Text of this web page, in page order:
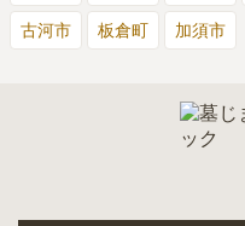
古河市 板倉町 加須市